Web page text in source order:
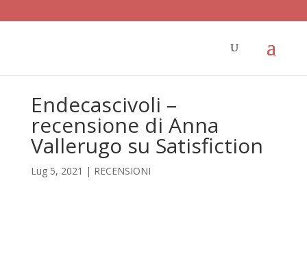
Endecascivoli –
recensione di Anna
Vallerugo su Satisfiction
Lug 5, 2021 | RECENSIONI